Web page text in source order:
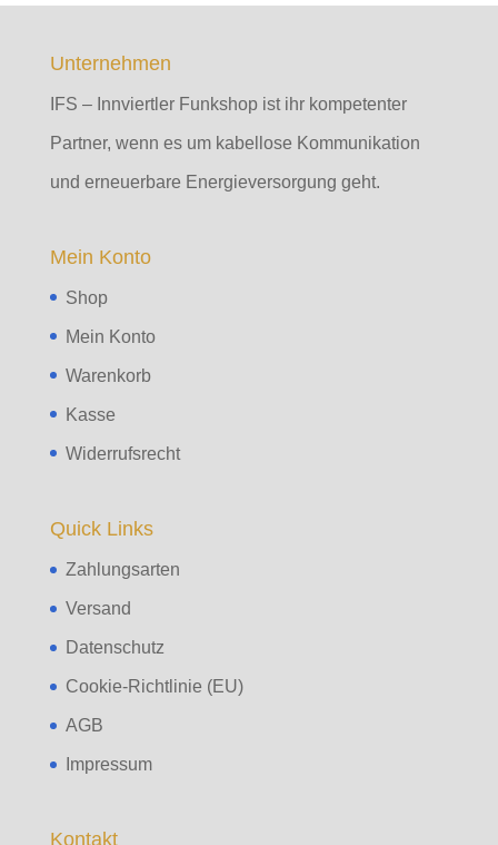
Unternehmen
IFS – Innviertler Funkshop ist ihr kompetenter
Partner, wenn es um kabellose Kommunikation
und erneuerbare Energieversorgung geht.
Mein Konto
Shop
Mein Konto
Warenkorb
Kasse
Widerrufsrecht
Quick Links
Zahlungsarten
Versand
Datenschutz
Cookie-Richtlinie (EU)
AGB
Impressum
Kontakt